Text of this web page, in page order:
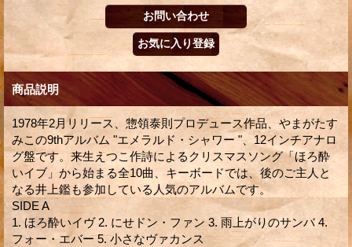
商品説明
1978年2月リリース、惣領泰則プロデュース作品、やまがたす
みこの9thアルバム "エメラルド・シャワー "、12インチアナロ
グ盤です。来生えつこ作詩によるクリスマスソング「ほろ酔
いイブ」から始まる全10曲、キーボードでは、後のご主人と
なる井上鑑も参加している人気のアルバムです。
SIDE A
1. ほろ酔いイヴ 2. にせドン・ファン 3. 雨上がりのサンバ 4.
フォー・エバー 5. 小さなヴァカンス